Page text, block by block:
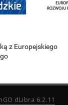
z Europejskiego
dLibra 6.2.11